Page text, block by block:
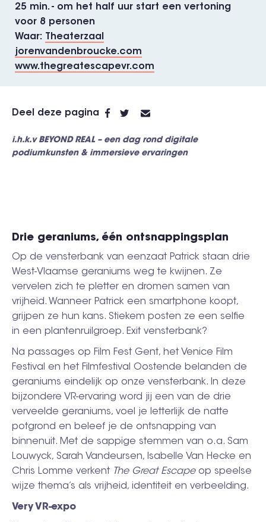
25 min. - om het half uur start een vertoning
voor 8 personen
Waar
Theaterzaal
jorenvandenbroucke.com
www.thegreatescapevr.com
Deel deze pagina
i.h.k.v BEYOND REAL – een dag rond digitale
podiumkunsten & immersieve ervaringen
Drie geraniums, één ontsnappingsplan
Op de vensterbank van eenzaat Patrick staan drie
West-Vlaamse geraniums weg te kwijnen. Ze
vervelen zich te pletter en dromen samen van
vrijheid. Wanneer Patrick een smartphone koopt,
grijpen ze hun kans. Stiekem posten ze een selfie
in een plantenruilgroep. Exit vensterbank?
Na passages op Film Fest Gent, het Venice Film
Festival en het Filmfestival Oostende belanden de
geraniums eindelijk op onze vensterbank. In deze
bijzondere VR-ervaring word jij een van de drie
verveelde geraniums, voel je letterlijk de natte
potgrond en beleef je de ontsnapping van
binnenuit. Met de sappige stemmen van o.a. Sam
Louwyck, Sarah Vandeursen, Isabelle Van Hecke en
Chris Lomme verkent The Great Escapeop speelse
wijze thema’s als vrijheid, identiteit en verbeelding.
Very VR-expo